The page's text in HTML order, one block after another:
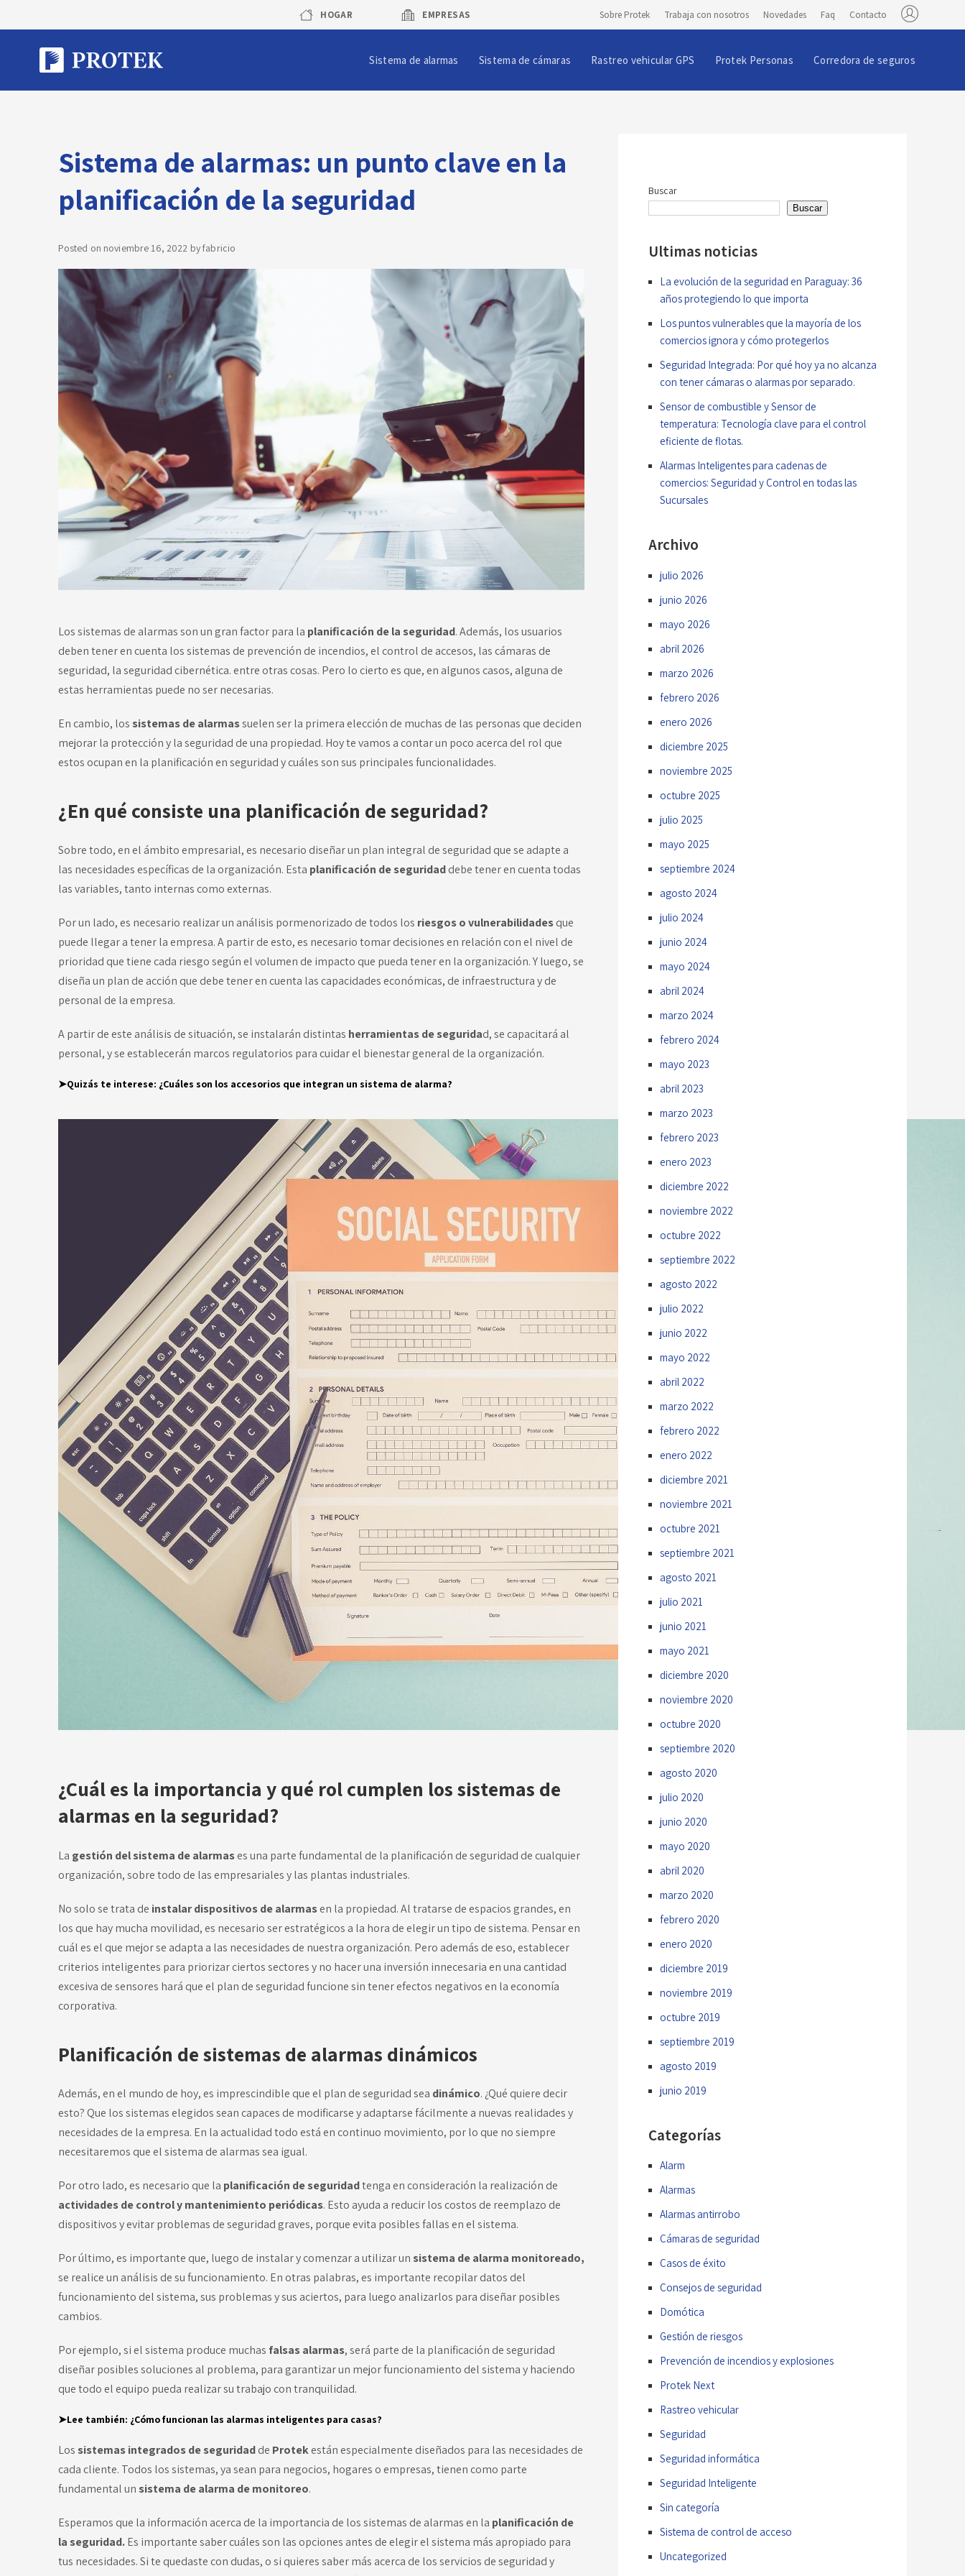
content
HOGAR EMPRESAS Sobre Protek Trabaja con nosotros Novedades Faq Contacto
Sistema de alarmas Sistema de cámaras Rastreo vehicular GPS Protek Personas Corredora de seguros
Sistema de alarmas: un punto clave en la
planificación de la seguridad
Posted on noviembre 16, 2022 byfabricio
Los sistemas de alarmas son un gran factor para la planificación de la seguridad. Además, los usuarios
deben tener en cuenta los sistemas de prevención de incendios, el control de accesos, las cámaras de
seguridad, la seguridad cibernética. entre otras cosas. Pero lo cierto es que, en algunos casos, alguna de
estas herramientas puede no ser necesarias.
En cambio, los sistemas de alarmassuelen ser la primera elección de muchas de las personas que deciden
mejorar la protección y la seguridad de una propiedad. Hoy te vamos a contar un poco acerca del rol que
estos ocupan en la planificación en seguridad y cuáles son sus principales funcionalidades.
¿En qué consiste una planificación de seguridad?
Sobre todo, en el ámbito empresarial, es necesario diseñar un plan integral de seguridad que se adapte a
las necesidades específicas de la organización. Esta planificación de seguridaddebe tener en cuenta todas
las variables, tanto internas como externas.
Por un lado, es necesario realizar un análisis pormenorizado de todos los riesgos o vulnerabilidadesque
puede llegar a tener la empresa. A partir de esto, es necesario tomar decisiones en relación con el nivel de
prioridad que tiene cada riesgo según el volumen de impacto que pueda tener en la organización. Y luego, se
diseña un plan de acción que debe tener en cuenta las capacidades económicas, de infraestructura y de
personal de la empresa.
A partir de este análisis de situación, se instalarán distintas herramientas de seguridad, se capacitará al
personal, y se establecerán marcos regulatorios para cuidar el bienestar general de la organización.
➤Quizás te interese: ¿Cuáles son los accesorios que integran un sistema de alarma?
¿Cuál es la importancia y qué rol cumplen los sistemas de
alarmas en la seguridad?
La gestión del sistema de alarmases una parte fundamental de la planificación de seguridad de cualquier
organización, sobre todo de las empresariales y las plantas industriales.
No solo se trata de instalar dispositivos de alarmasen la propiedad. Al tratarse de espacios grandes, en
los que hay mucha movilidad, es necesario ser estratégicos a la hora de elegir un tipo de sistema. Pensar en
cuál es el que mejor se adapta a las necesidades de nuestra organización. Pero además de eso, establecer
criterios inteligentes para priorizar ciertos sectores y no hacer una inversión innecesaria en una cantidad
excesiva de sensores hará que el plan de seguridad funcione sin tener efectos negativos en la economía
corporativa.
Planificación de sistemas de alarmas dinámicos
Además, en el mundo de hoy, es imprescindible que el plan de seguridad sea dinámico. ¿Qué quiere decir
esto? Que los sistemas elegidos sean capaces de modificarse y adaptarse fácilmente a nuevas realidades y
necesidades de la empresa. En la actualidad todo está en continuo movimiento, por lo que no siempre
necesitaremos que el sistema de alarmas sea igual.
Por otro lado, es necesario que la planificación de seguridadtenga en consideración la realización de
actividades de control y mantenimiento periódicas. Esto ayuda a reducir los costos de reemplazo de
dispositivos y evitar problemas de seguridad graves, porque evita posibles fallas en el sistema.
Por último, es importante que, luego de instalar y comenzar a utilizar un sistema de alarma monitoreado,
se realice un análisis de su funcionamiento. En otras palabras, es importante recopilar datos del
funcionamiento del sistema, sus problemas y sus aciertos, para luego analizarlos para diseñar posibles
cambios.
Por ejemplo, si el sistema produce muchas falsas alarmas, será parte de la planificación de seguridad
diseñar posibles soluciones al problema, para garantizar un mejor funcionamiento del sistema y haciendo
que todo el equipo pueda realizar su trabajo con tranquilidad.
➤Lee también: ¿Cómo funcionan las alarmas inteligentes para casas?
Los sistemas integrados de seguridad de Protekestán especialmente diseñados para las necesidades de
cada cliente. Todos los sistemas, ya sean para negocios, hogares o empresas, tienen como parte
fundamental un sistema de alarma de monitoreo.
Esperamos que la información acerca de la importancia de los sistemas de alarmas en la planificación de
la seguridad.Es importante saber cuáles son las opciones antes de elegir el sistema más apropiado para
tus necesidades. Si te quedaste con dudas, o si quieres saber más acerca de los servicios de seguridad y
Buscar
Buscar
Ultimas noticias
La evolución de la seguridad en Paraguay: 36
años protegiendo lo que importa
Los puntos vulnerables que la mayoría de los
comercios ignora y cómo protegerlos
Seguridad Integrada: Por qué hoy ya no alcanza
con tener cámaras o alarmas por separado.
Sensor de combustible y Sensor de
temperatura: Tecnología clave para el control
eficiente de flotas.
Alarmas Inteligentes para cadenas de
comercios: Seguridad y Control en todas las
Sucursales
Archivo
julio 2026
junio 2026
mayo 2026
abril 2026
marzo 2026
febrero 2026
enero 2026
diciembre 2025
noviembre 2025
octubre 2025
julio 2025
mayo 2025
septiembre 2024
agosto 2024
julio 2024
junio 2024
mayo 2024
abril 2024
marzo 2024
febrero 2024
mayo 2023
abril 2023
marzo 2023
febrero 2023
enero 2023
diciembre 2022
noviembre 2022
octubre 2022
septiembre 2022
agosto 2022
julio 2022
junio 2022
mayo 2022
abril 2022
marzo 2022
febrero 2022
enero 2022
diciembre 2021
noviembre 2021
octubre 2021
septiembre 2021
agosto 2021
julio 2021
junio 2021
mayo 2021
diciembre 2020
noviembre 2020
octubre 2020
septiembre 2020
agosto 2020
julio 2020
junio 2020
mayo 2020
abril 2020
marzo 2020
febrero 2020
enero 2020
diciembre 2019
noviembre 2019
octubre 2019
septiembre 2019
agosto 2019
junio 2019
Categorías
Alarm
Alarmas
Alarmas antirrobo
Cámaras de seguridad
Casos de éxito
Consejos de seguridad
Domótica
Gestión de riesgos
Prevención de incendios y explosiones
Protek Next
Rastreo vehicular
Seguridad
Seguridad informática
Seguridad Inteligente
Sin categoría
Sistema de control de acceso
Uncategorized